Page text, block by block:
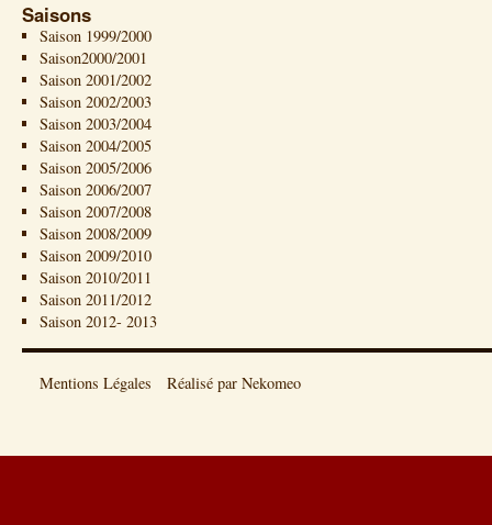
Saisons
Saison 1999/2000
Saison2000/2001
Saison 2001/2002
Saison 2002/2003
Saison 2003/2004
Saison 2004/2005
Saison 2005/2006
Saison 2006/2007
Saison 2007/2008
Saison 2008/2009
Saison 2009/2010
Saison 2010/2011
Saison 2011/2012
Saison 2012- 2013
Mentions Légales Réalisé par Nekomeo